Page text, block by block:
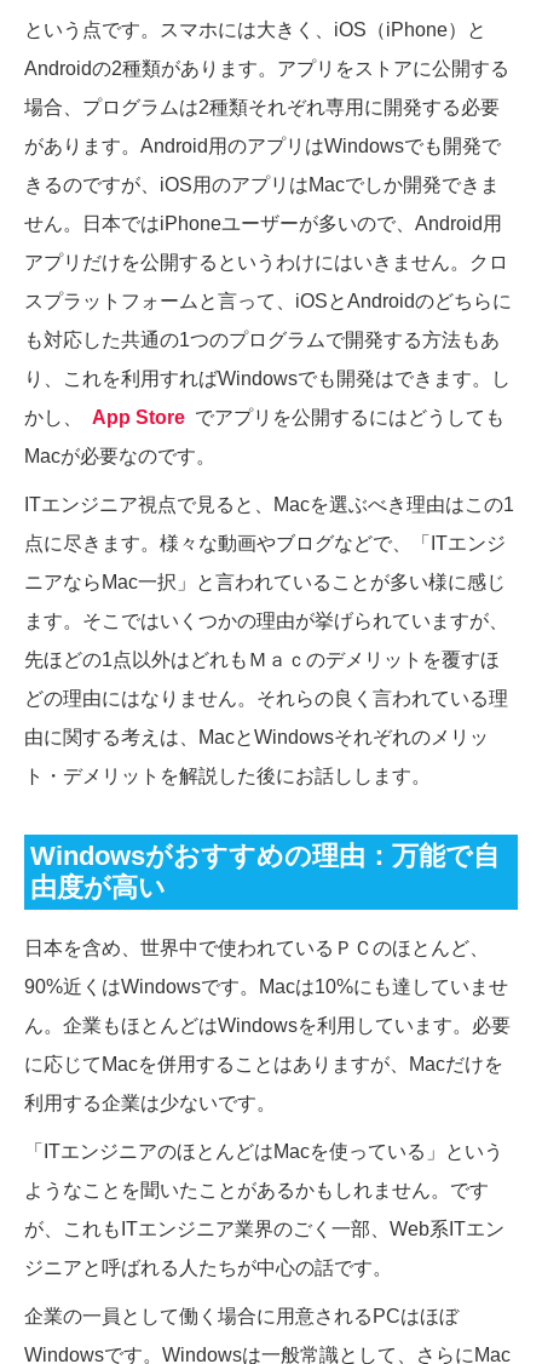
という点です。スマホには大きく、iOS（iPhone）と
Androidの2種類があります。アプリをストアに公開する
場合、プログラムは2種類それぞれ専用に開発する必要
があります。Android用のアプリはWindowsでも開発で
きるのですが、iOS用のアプリはMacでしか開発できま
せん。日本ではiPhoneユーザーが多いので、Android用
アプリだけを公開するというわけにはいきません。クロ
スプラットフォームと言って、iOSとAndroidのどちらに
も対応した共通の1つのプログラムで開発する方法もあ
り、これを利用すればWindowsでも開発はできます。し
かし、
App Store でアプリを公開するにはどうしても
Macが必要なのです。
ITエンジニア視点で見ると、Macを選ぶべき理由はこの1
点に尽きます。様々な動画やブログなどで、「ITエンジ
ニアならMac一択」と言われていることが多い様に感じ
ます。そこではいくつかの理由が挙げられていますが、
先ほどの1点以外はどれもＭａｃのデメリットを覆すほ
どの理由にはなりません。それらの良く言われている理
由に関する考えは、MacとWindowsそれぞれのメリッ
ト・デメリットを解説した後にお話しします。
Windowsがおすすめの理由：万能で自
由度が高い
日本を含め、世界中で使われているＰＣのほとんど、
90%近くはWindowsです。Macは10%にも達していませ
ん。企業もほとんどはWindowsを利用しています。必要
に応じてMacを併用することはありますが、Macだけを
利用する企業は少ないです。
「ITエンジニアのほとんどはMacを使っている」という
ようなことを聞いたことがあるかもしれません。です
が、これもITエンジニア業界のごく一部、Web系ITエン
ジニアと呼ばれる人たちが中心の話です。
企業の一員として働く場合に用意されるPCはほぼ
Windowsです。Windowsは一般常識として、さらにMac